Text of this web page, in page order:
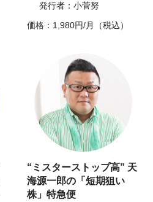
発行者：小菅努
価格：1,980円/月（税込）
“ミスターストップ高” 天
海源一郎の「短期狙い
株」特急便